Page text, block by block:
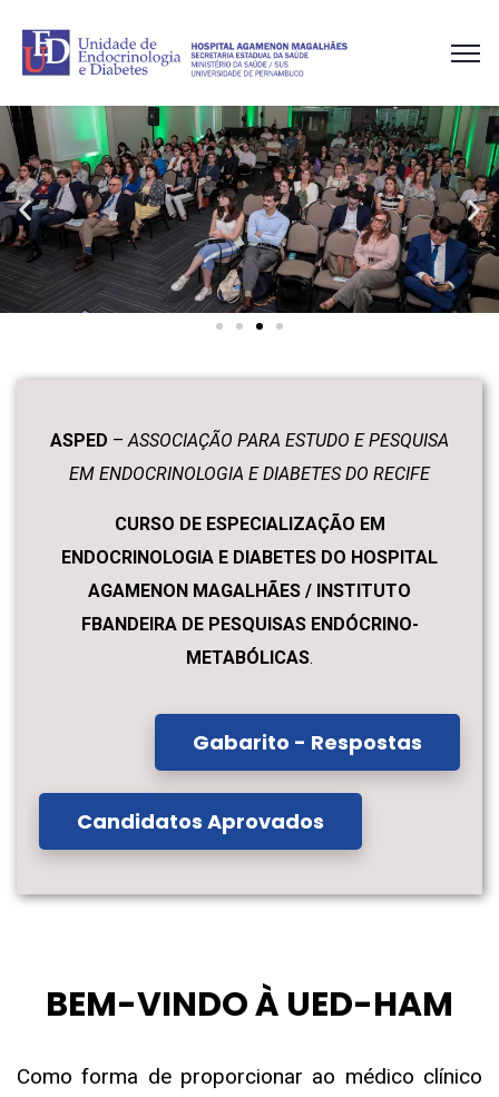
ASPED –ASSOCIAÇÃO PARA ESTUDO E PESQUISA
EM ENDOCRINOLOGIA E DIABETES DO RECIFE
CURSO DE ESPECIALIZAÇÃO EM
ENDOCRINOLOGIA E DIABETES DO HOSPITAL
AGAMENON MAGALHÃES / INSTITUTO
FBANDEIRA DE PESQUISAS ENDÓCRINO-
METABÓLICAS.
Gabarito - Respostas
Candidatos Aprovados
BEM-VINDO À UED-HAM
Como forma de proporcionar ao médico clínico